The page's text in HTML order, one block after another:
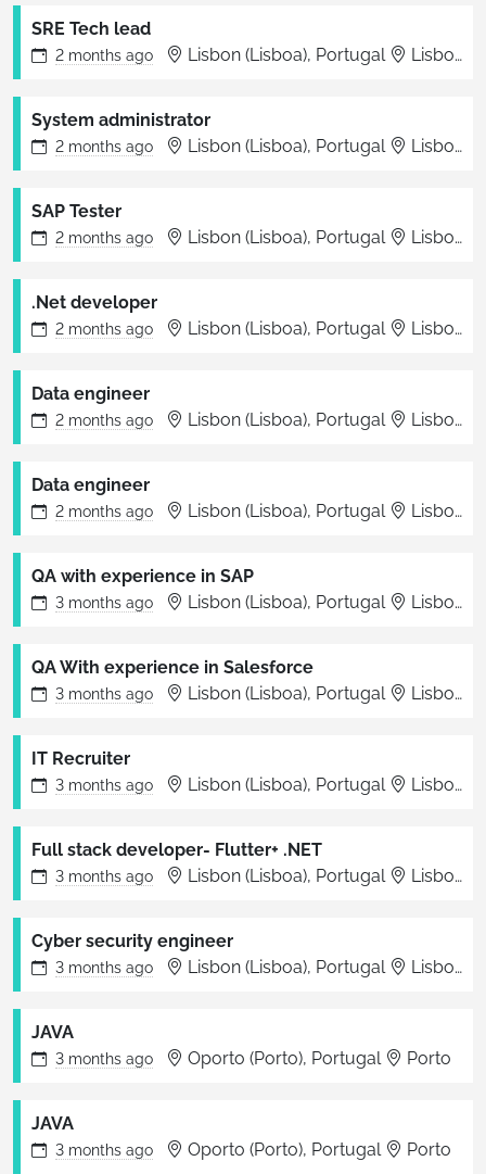
SRE Tech lead
2 months ago Lisbon (Lisboa), Portugal Lisboa
System administrator
2 months ago Lisbon (Lisboa), Portugal Lisboa
SAP Tester
2 months ago Lisbon (Lisboa), Portugal Lisboa
.Net developer
2 months ago Lisbon (Lisboa), Portugal Lisboa
Data engineer
2 months ago Lisbon (Lisboa), Portugal Lisboa
Data engineer
2 months ago Lisbon (Lisboa), Portugal Lisboa
QA with experience in SAP
3 months ago Lisbon (Lisboa), Portugal Lisboa
QA With experience in Salesforce
3 months ago Lisbon (Lisboa), Portugal Lisboa
IT Recruiter
3 months ago Lisbon (Lisboa), Portugal Lisboa
Full stack developer- Flutter+ .NET
3 months ago Lisbon (Lisboa), Portugal Lisboa
Cyber security engineer
3 months ago Lisbon (Lisboa), Portugal Lisboa
JAVA
3 months ago Oporto (Porto), Portugal Porto
JAVA
3 months ago Oporto (Porto), Portugal Porto